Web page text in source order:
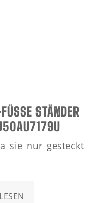
STÄNDER SA
sie nur gesteckt